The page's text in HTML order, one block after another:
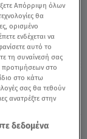
ΤΡΟΧΑΙΟ
Απόρριψη όλων
θα
ορισμένο
ενδέχεται να
αυτό το
τη συναίνεσή σας
προτιμήσεων στο
στο κάτω
σας θα τεθούν
ανατρέξτε στην
δεδομένα